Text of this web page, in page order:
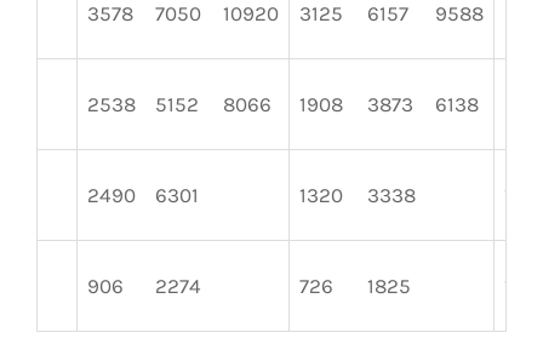
3578 7050 10920 3125 6157 9588
2538 5152 8066 1908 3873 6138
2490 6301 1320 3338 1710
906 2274 726 1825 1194